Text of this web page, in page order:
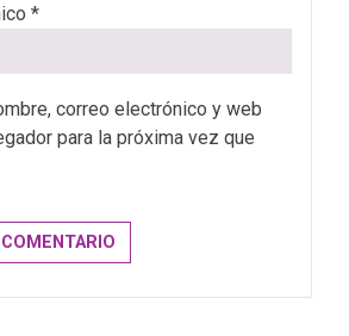
*
correo electrónico y web
para la próxima vez que